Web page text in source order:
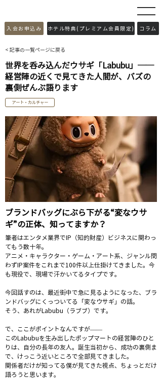
​入会お申込み ホテル特典(プレミアム会員限定) コラム
< 記事の一覧ページに戻る
世界を呑み込んだウサギ「Labubu」──
経営陣の近くで見てきた人間が、バズの
裏側ぜんぶ語ります
アート・カルチャー
ブランドバッグにぶら下がる“変なウサ
ギ”の正体、知ってますか？
筆者はエンタメ業界でIP（知的財産）ビジネスに関わっ
てもう数十年。
アニメ・キャラクター・ゲーム・アート系、ジャンル問
わずIP案件をこれまで100件以上仕掛けてきました。今
も現役で、現場で汗かいてるタイプです。
今回話すのは、最近街中で急に見るようになった、ブラ
ンドバッグにくっついてる「変なウサギ」の話。
そう、あれがLabubu（ラブブ）です。
で、ここがポイントなんですが——
このLabubuを生み出したポップマートの経営陣のひと
りは、自分の長年の友人。誕生当初から、成功の裏側ま
で、けっこう近いところで全部見てきました。
関係者だけが知ってる僕が見てきた視点、ちょっとだけ
語ろうと思います。